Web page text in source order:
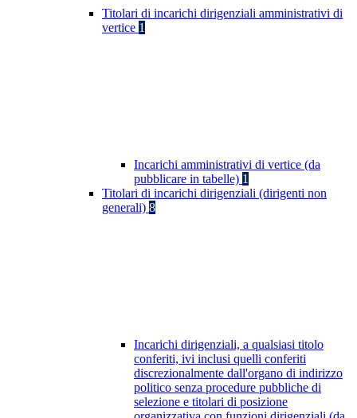
Titolari di incarichi dirigenziali amministrativi di
vertice 1
Incarichi amministrativi di vertice (da
pubblicare in tabelle) 1
Titolari di incarichi dirigenziali (dirigenti non
generali) 8
Incarichi dirigenziali, a qualsiasi titolo
conferiti, ivi inclusi quelli conferiti
discrezionalmente dall'organo di indirizzo
politico senza procedure pubbliche di
selezione e titolari di posizione